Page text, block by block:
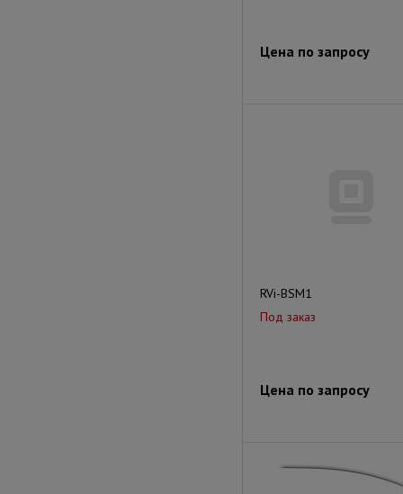
Цена по запросу
RVi-BSM1
Под заказ
Цена по запросу